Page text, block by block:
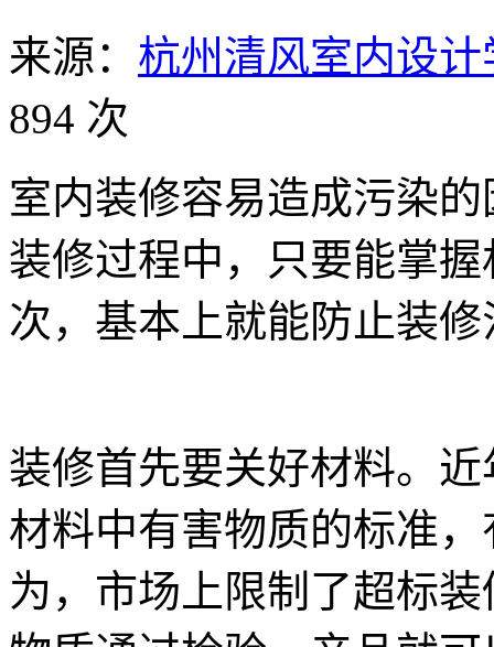
来源： 杭州清风室内设计
894 次
室内装修容易造成污染
装修过程中，只要能掌
次，基本上就能防止装修
装修首先要关好材料。
材料中有害物质的标准
为，市场上限制了超标